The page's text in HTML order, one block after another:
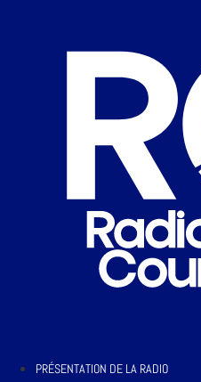
PRÉSENTATION DE LA RADIO